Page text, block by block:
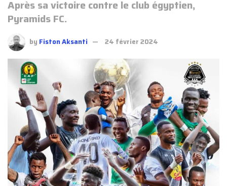
Après sa victoire contre le club égyptien,
Pyramids FC.
by Fiston Aksanti 24 février 2024